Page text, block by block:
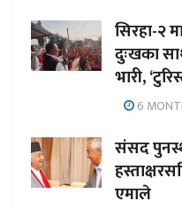
सिरहा-२
दुःखका
भारी,
6
संसद
एमाले